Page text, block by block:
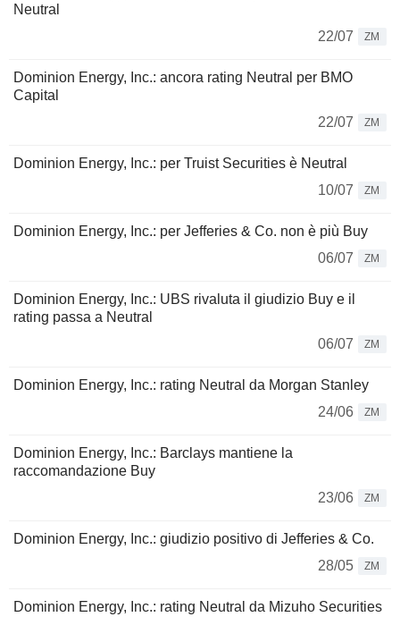
Neutral
22/07
ZM
Dominion Energy, Inc.: ancora rating Neutral per BMO
Capital
22/07
ZM
Dominion Energy, Inc.: per Truist Securities è Neutral
10/07
ZM
Dominion Energy, Inc.: per Jefferies & Co. non è più Buy
06/07
ZM
Dominion Energy, Inc.: UBS rivaluta il giudizio Buy e il
rating passa a Neutral
06/07
ZM
Dominion Energy, Inc.: rating Neutral da Morgan Stanley
24/06
ZM
Dominion Energy, Inc.: Barclays mantiene la
raccomandazione Buy
23/06
ZM
Dominion Energy, Inc.: giudizio positivo di Jefferies & Co.
28/05
ZM
Dominion Energy, Inc.: rating Neutral da Mizuho Securities